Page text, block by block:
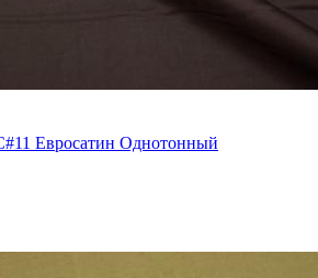
Евросатин Однотонный